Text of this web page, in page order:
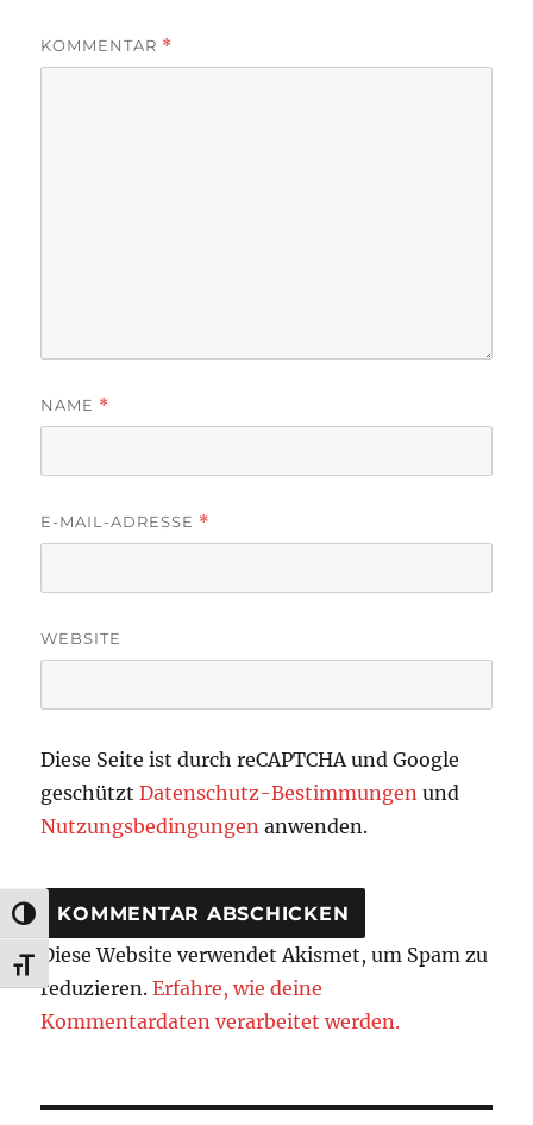
UMSCHALTEN AUF HOHE KONTRASTE
SCHRIFT VERGRÖSSERN
KOMMENTAR *
NAME *
E-MAIL-ADRESSE *
WEBSITE
Diese Seite ist durch reCAPTCHA und Google
geschütztDatenschutz-Bestimmungen und
Nutzungsbedingungen anwenden.
Diese Website verwendet Akismet, um Spam zu
reduzieren.Erfahre, wie deine
Kommentardaten verarbeitet werden.